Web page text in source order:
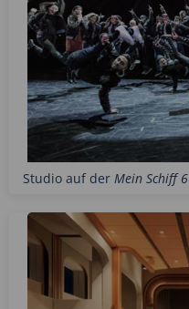
Studio auf der Mein Schiff 6